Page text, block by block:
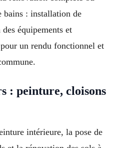
bains : installation de
équipements et
un rendu fonctionnel et
: peinture, cloisons
intérieure, la pose de